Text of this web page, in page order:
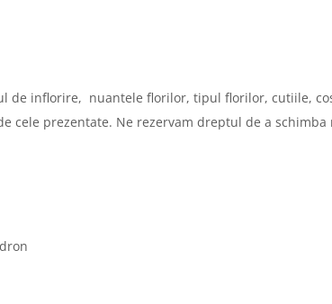
inflorire, nuantele florilor, tipul florilor, cutiile,
cele prezentate. Ne rezervam dreptul de a